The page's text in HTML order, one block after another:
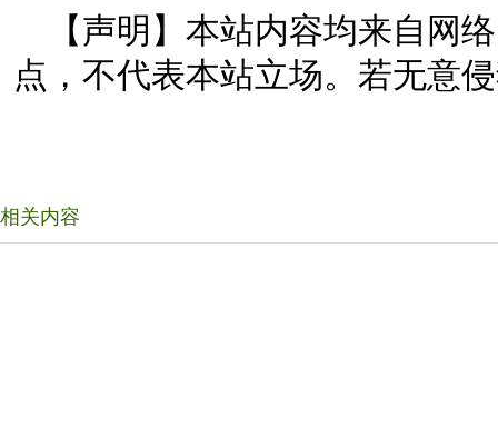
【声明】本站内容均来自网
点，不代表本站立场。若无意
相关内容